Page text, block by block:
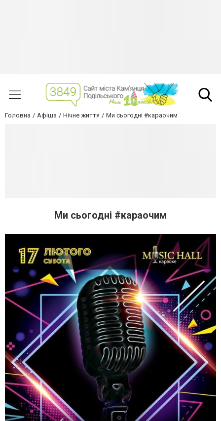
Головна Афіша Нічне життя Ми сьогодні #караочим
Ми сьогодні #караочим